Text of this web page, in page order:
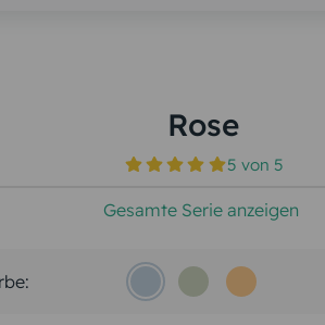
Rose
5 von5
Gesamte Serie anzeigen